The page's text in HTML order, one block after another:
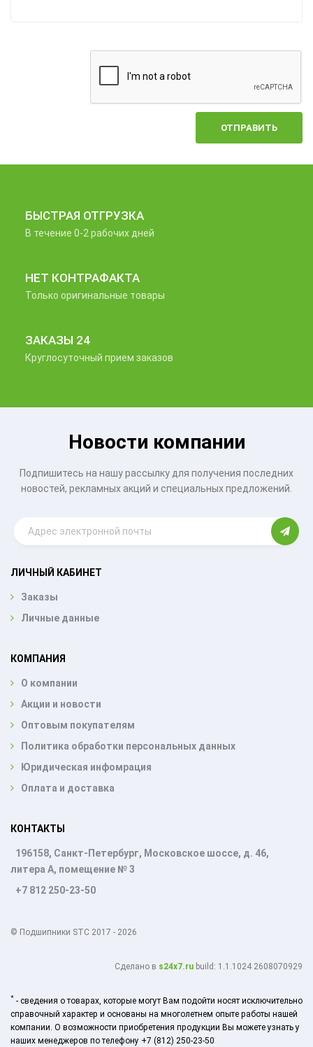
ОТПРАВИТЬ
БЫСТРАЯ ОТГРУЗКА
В течение 0-2 рабочих дней
НЕТ КОНТРАФАКТА
Только оригинальные товары
ЗАКАЗЫ 24
Круглосуточный прием заказов
Новости компании
Подпишитесь на нашу рассылку для получения последних
новостей, рекламных акций и специальных предложений.
ЛИЧНЫЙ КАБИНЕТ
Заказы
Личные данные
КОМПАНИЯ
О компании
Акции и новости
Оптовым покупателям
Политика обработки персональных данных
Юридическая инфомрация
Оплата и доставка
КОНТАКТЫ
196158, Санкт-Петербург, Московское шоссе, д. 46,
литера А, помещение № 3
+7 812 250-23-50
© Подшипники STC 2017 - 2026
Cделано в s24x7.ru build: 1.1.1024 2608070929
* - сведения о товарах, которые могут Вам подойти носят исключительно
справочный характер и основаны на многолетнем опыте работы нашей
компании. О возможности приобретения продукции Вы можете узнать у
наших менеджеров по телефону +7 (812) 250-23-50